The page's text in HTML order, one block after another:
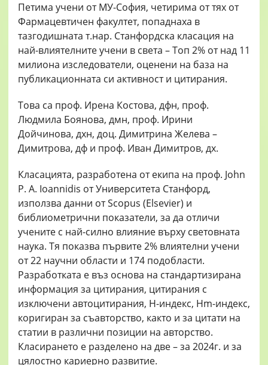
Петима учени от МУ-София, четирима от тях от
Фармацевтичен факултет, попаднаха в
тазгодишната т.нар. Станфордска класация на
най-влиятелните учени в света – Топ 2% от над 11
милиона изследователи, оценени на база на
публикационната си активност и цитирания.
Това са проф. Ирена Костова, дфн, проф.
Людмила Боянова, дмн, проф. Ирини
Дойчинова, дхн, доц. Димитрина Желева –
Димитрова, дф и проф. Иван Димитров, дх.
Класацията, разработена от екипа на проф. John
P. A. Ioannidis от Университета Станфорд,
използва данни от Scopus (Elsevier) и
библиометрични показатели, за да отличи
учените с най-силно влияние върху световната
наука. Тя показва първите 2% влиятелни учени
от 22 научни области и 174 подобласти.
Разработката е въз основа на стандартизирана
информация за цитирания, цитирания с
изключени автоцитирания, H-индекс, Hm-индекс,
коригиран за съавторство, както и за цитати на
статии в различни позиции на авторство.
Класирането е разделено на две – за 2024г. и за
цялостно кариерно развитие.